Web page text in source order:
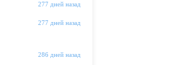
277 дней назад
277 дней назад
286 дней назад